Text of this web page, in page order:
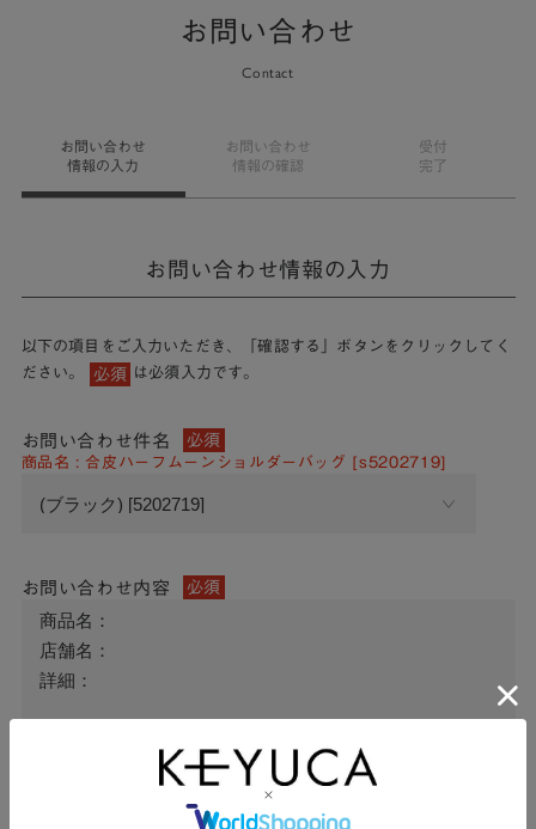
お問い合わせ
Contact
お問い合わせ
情報の入力
お問い合わせ
情報の確認
受付
完了
お問い合わせ情報の入力
以下の項目をご入力いただき、「確認する」ボタンをクリックしてく
ださい。
必須 は必須入力です。
お問い合わせ件名 必須
商品名 : 合皮ハーフムーンショルダーバッグ [s5202719]
お問い合わせ内容 必須